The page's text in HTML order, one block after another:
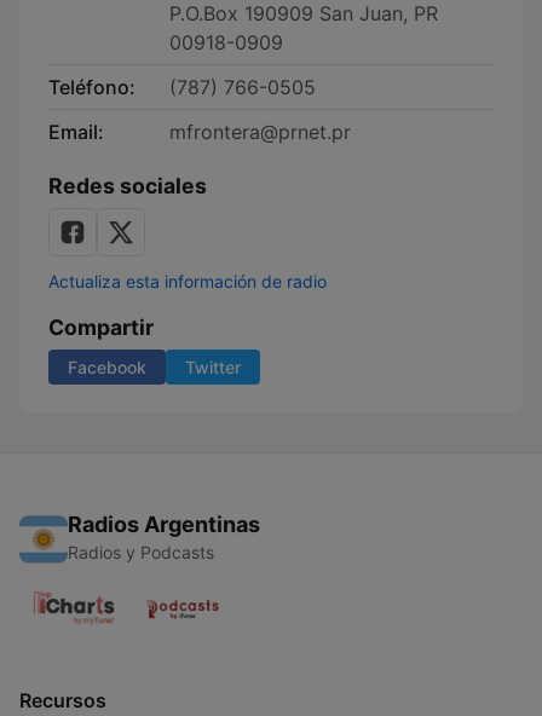
P.O.Box 190909 San Juan, PR
00918-0909
Teléfono:
(787) 766-0505
Email:
mfrontera@prnet.pr
Redes sociales
Actualiza esta información de radio
Compartir
Facebook Twitter
Radios Argentinas
Radios y Podcasts
Recursos